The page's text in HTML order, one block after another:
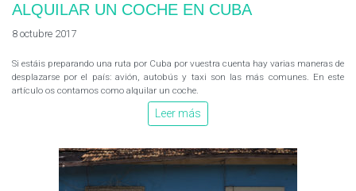
ALQUILAR UN COCHE EN CUBA
8 octubre 2017
Si estáis preparando una ruta por Cuba por vuestra cuenta hay varias maneras de
desplazarse por el país: avión, autobús y taxi son las más comunes. En este
artículo os contamos como alquilar un coche.
Leer más